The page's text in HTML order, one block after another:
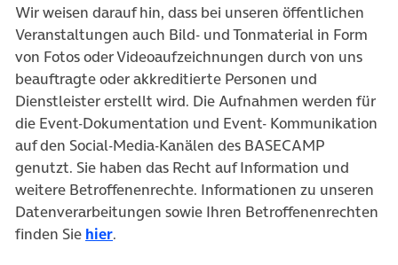
Wir weisen darauf hin, dass bei unseren öffentlichen
Veranstaltungen auch Bild- und Tonmaterial in Form
von Fotos oder Videoaufzeichnungen durch von uns
beauftragte oder akkreditierte Personen und
Dienstleister erstellt wird. Die Aufnahmen werden für
die Event-Dokumentation und Event- Kommunikation
auf den Social-Media-Kanälen des BASECAMP
genutzt. Sie haben das Recht auf Information und
weitere Betroffenenrechte. Informationen zu unseren
Datenverarbeitungen sowie Ihren Betroffenenrechten
finden Sie hier.